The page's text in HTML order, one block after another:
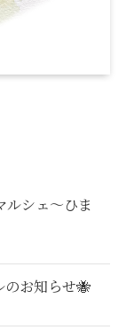
ルシェ〜ひま
のお知らせ🐝